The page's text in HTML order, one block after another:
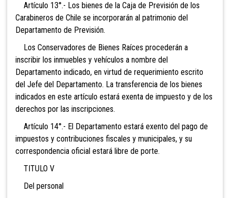
Artículo 13°.- Los bienes de la Caja de Previsión de los
Carabineros de Chile se incorporarán al patrimonio del
Departamento de Previsión.
Los Conservadores de Bienes Raíces procederán a
inscribir los inmuebles y vehículos a nombre del
Departamento indicado, en virtud de requerimiento escrito
del Jefe del Departamento. La transferencia de los bienes
indicados en este artículo estará exenta de impuesto y de los
derechos por las inscripciones.
Artículo 14°.- El Departamento estará exento del pago de
impuestos y contribuciones fiscales y municipales, y su
correspondencia oficial estará libre de porte.
TITULO V
Del personal